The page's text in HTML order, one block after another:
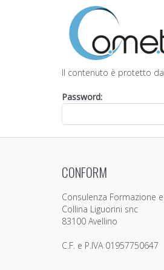
Il contenuto è protetto
Password:
CONFORM
Consulenza Formazione
Collina Liguorini snc
83100 Avellino
C.F. e P.IVA 01957750647